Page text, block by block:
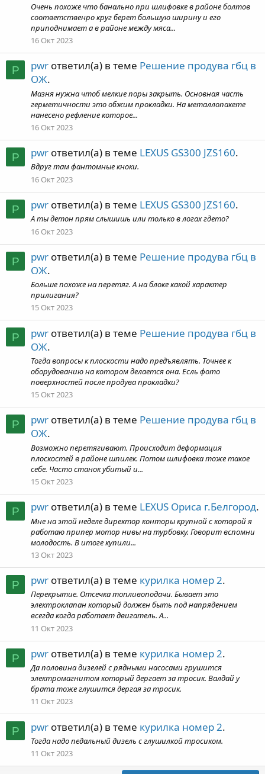
Очень похоже что банально при шлифовке в районе болтов
соответственро круг берет большую ширину и его
приподнимает а в районе между мяса...
16 Окт 2023
P pwr ответил(а) в теме Решение продува гбц в
ОЖ.
Мазня нужна чтоб мелкие поры закрыть. Основная часть
герметичности это обжим прокладки. На металлопакете
нанесено рефление которое...
16 Окт 2023
P pwr ответил(а) в теме LEXUS GS300 JZS160.
Вдруг там фантомные кноки.
16 Окт 2023
P pwr ответил(а) в теме LEXUS GS300 JZS160.
А ты детон прям слышишь или только в логах гдето?
16 Окт 2023
P pwr ответил(а) в теме Решение продува гбц в
ОЖ.
Больше похоже на перетяг. А на блоке какой характер
прилигания?
15 Окт 2023
P pwr ответил(а) в теме Решение продува гбц в
ОЖ.
Тогда вопросы к плоскости надо предъявлять. Точнее к
оборудованию на котором делается она. Есль фото
поверхностей после продува прокладки?
15 Окт 2023
P pwr ответил(а) в теме Решение продува гбц в
ОЖ.
Возможно перетягивают. Происходит деформация
плоскостей в районе шпилек. Потом шлифовка тоже такое
себе. Часто станок убитый и...
15 Окт 2023
P pwr ответил(а) в теме LEXUS Ориса г.Белгород.
Мне на этой неделе директор конторы крупной с которой я
работаю припер мотор нивы на турбовку. Говорит вспомни
молодость. В итоге купили...
13 Окт 2023
P pwr ответил(а) в теме курилка номер 2.
Перекрытие. Отсечка топливоподачи. Бывает это
электроклапан который должен быть под напрядением
всегда когда работает двигатель. А...
11 Окт 2023
P pwr ответил(а) в теме курилка номер 2.
Да половина дизелей с рядными насосами грушится
электромагнитом который дергает за тросик. Валдай у
брата тоже глушится дергая за тросик.
11 Окт 2023
P pwr ответил(а) в теме курилка номер 2.
Тогда надо педальный дизель с глушилкой тросиком.
11 Окт 2023